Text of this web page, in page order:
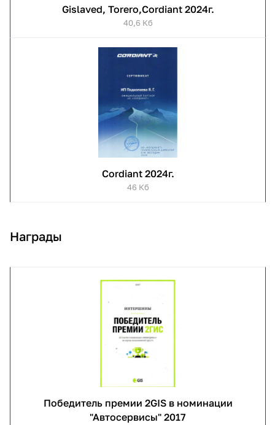
Gislaved, Torero,Cordiant 2024г.
40,6 Кб
Cordiant 2024г.
46 Кб
Награды
Победитель премии 2GIS в номинации
"Автосервисы" 2017